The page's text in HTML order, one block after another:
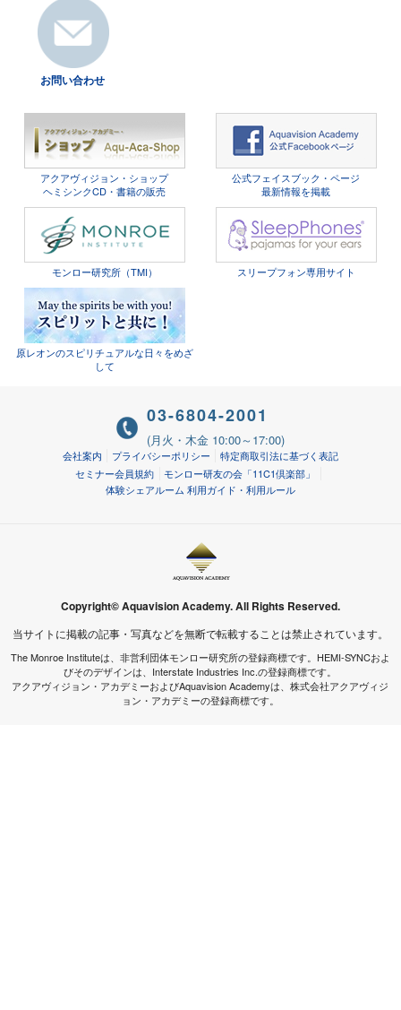
お問い合わせ
アクアヴィジョン・ショップ
ヘミシンクCD・書籍の販売
公式フェイスブック・ページ
最新情報を掲載
モンロー研究所（TMI） スリープフォン専用サイト
原レオンのスピリチュアルな日々をめざ
して
会社案内 プライバシーポリシー
特定商取引法に基づく表記
セミナー会員規約
モンロー研友の会「11C1倶楽部」
体験シェアルーム 利用ガイド・利用ルール
03-6804-2001
(月火・木金 10:00～17:00)
Copyright© Aquavision Academy. All Rights Reserved.
当サイトに掲載の記事・写真などを無断で転載することは禁止されています。
The Monroe Instituteは、非営利団体モンロー研究所の登録商標です。HEMI-SYNCおよ
びそのデザインは、Interstate Industries Inc.の登録商標です。
アクアヴィジョン・アカデミーおよびAquavision Academyは、株式会社アクアヴィジ
ョン・アカデミーの登録商標です。